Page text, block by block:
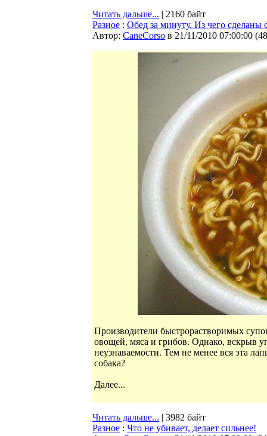
Читать дальше... | 2160 байт
Разное : Обед за минуту. Из чего сделаны
Автор: CaneCorso в 21/11/2010 07:00:00 (
Производители быстрорастворимых
овощей, мяса и грибов. Однако, вскрыв
неузнаваемости. Тем не менее вся эта
собака?
Далее...
Читать дальше... | 3982 байт
Разное : Что не убивает, делает сильнее!